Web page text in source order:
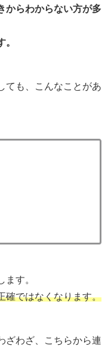
からわからない方が多
ても、こんなことがあ
す。
確ではなくなります。
ざわざ、こちらから連